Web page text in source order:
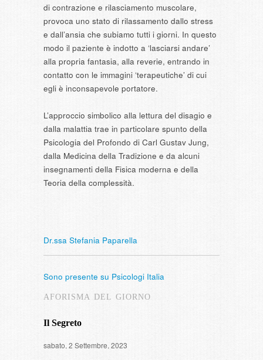
di contrazione e rilasciamento muscolare,
provoca uno stato di rilassamento dallo stress
e dall’ansia che subiamo tutti i giorni. In questo
modo il paziente è indotto a ‘lasciarsi andare’
alla propria fantasia, alla reverie, entrando in
contatto con le immagini ‘terapeutiche’ di cui
egli è inconsapevole portatore.
L’approccio simbolico alla lettura del disagio e
dalla malattia trae in particolare spunto della
Psicologia del Profondo di Carl Gustav Jung,
dalla Medicina della Tradizione e da alcuni
insegnamenti della Fisica moderna e della
Teoria della complessità.
Dr.ssa Stefania Paparella
Sono presente su Psicologi Italia
AFORISMA DEL GIORNO
Il Segreto
sabato, 2 Settembre, 2023